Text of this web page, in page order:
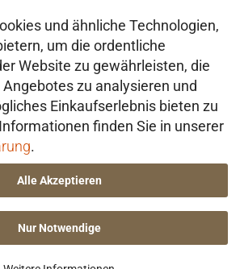
und ähnliche Technologien,
um die ordentliche
Website zu gewährleisten, die
zu analysieren und
Einkaufserlebnis bieten zu
finden Sie in unserer
.
Alle Akzeptieren
Nur Notwendige
direkt aus dem Atelier in
in der Regel mit
Anforderungen –
Hinblick auf den Wert oder
der Ware – erfolgt der
einen anderen geeigneten